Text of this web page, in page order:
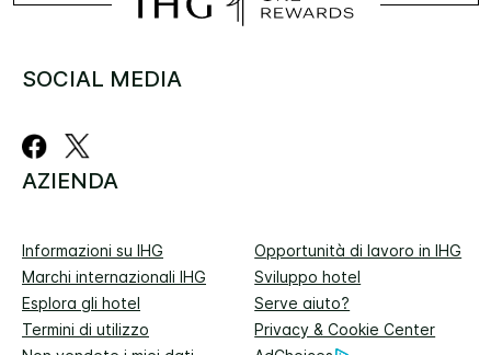
SOCIAL MEDIA
AZIENDA
Informazioni su IHG
Opportunità di lavoro in IHG
Marchi internazionali IHG
Sviluppo hotel
Esplora gli hotel
Serve aiuto?
Termini di utilizzo
Privacy & Cookie Center